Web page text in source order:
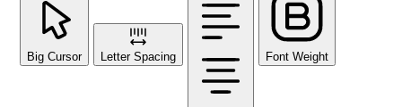
Big Cursor Letter Spacing Font Weight